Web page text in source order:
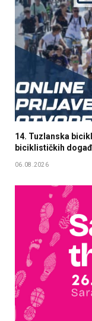
14. Tuzlanska
biciklističkih
06.08.2026